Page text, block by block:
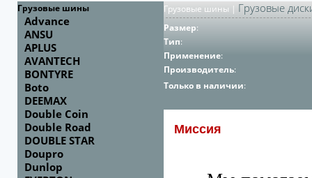
Грузовые шины
Advance
ANSU
APLUS
AVANTECH
BONTYRE
Boto
DEEMAX
Double Coin
Double Road
DOUBLE STAR
Doupro
Dunlop
Грузовые шины | Грузовые
Размер:
Тип:
Применение:
Производитель:
Только в наличии:
Миссия